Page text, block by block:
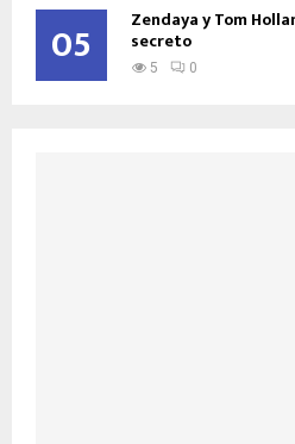
05 Zendaya y Tom
secreto
5 0